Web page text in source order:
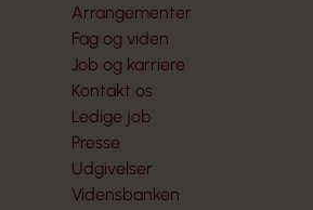
Arrangementer
Fag og viden
Job og karriere
Kontakt os
Ledige job
Presse
Udgivelser
Vidensbanken